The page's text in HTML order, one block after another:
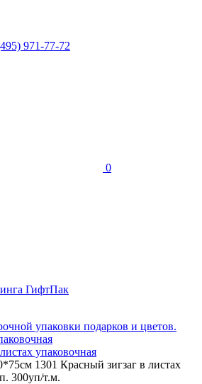
971-77-72
0
ГифтПак
упаковки подарков и цветов.
упаковочная
1301 Красный зигзаг в листах
300уп/т.м.